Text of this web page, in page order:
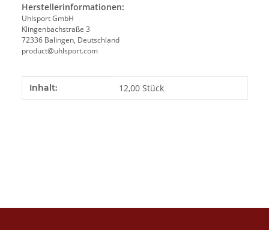
Herstellerinformationen:
Uhlsport GmbH
Klingenbachstraße 3
72336 Balingen, Deutschland
product@uhlsport.com
Produkteigenschaft
Wert
Inhalt: 12,00 Stück